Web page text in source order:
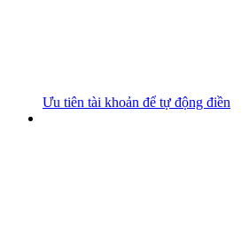
Ưu tiên tài khoản để tự động điền